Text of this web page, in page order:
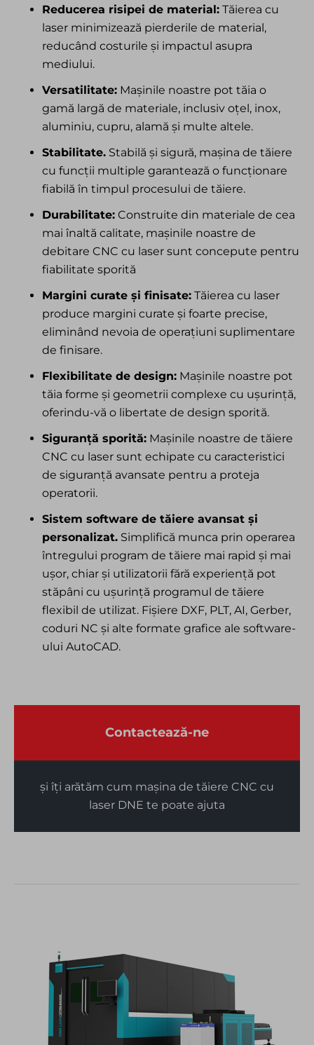
Reducerea risipei de material: Tăierea cu
laser minimizează pierderile de material,
reducând costurile și impactul asupra
mediului.
Versatilitate: Mașinile noastre pot tăia o
gamă largă de materiale, inclusiv oțel, inox,
aluminiu, cupru, alamă și multe altele.
Stabilitate. Stabilă și sigură, mașina de tăiere
cu funcții multiple garantează o funcționare
fiabilă în timpul procesului de tăiere.
Durabilitate: Construite din materiale de cea
mai înaltă calitate, mașinile noastre de
debitare CNC cu laser sunt concepute pentru
fiabilitate sporită
Margini curate și finisate: Tăierea cu laser
produce margini curate și foarte precise,
eliminând nevoia de operațiuni suplimentare
de finisare.
Flexibilitate de design: Mașinile noastre pot
tăia forme și geometrii complexe cu ușurință,
oferindu-vă o libertate de design sporită.
Siguranță sporită: Mașinile noastre de tăiere
CNC cu laser sunt echipate cu caracteristici
de siguranță avansate pentru a proteja
operatorii.
Sistem software de tăiere avansat și
personalizat. Simplifică munca prin operarea
întregului program de tăiere mai rapid și mai
ușor, chiar și utilizatorii fără experiență pot
stăpâni cu ușurință programul de tăiere
flexibil de utilizat. Fișiere DXF, PLT, AI, Gerber,
coduri NC și alte formate grafice ale software-
ului AutoCAD.
Contactează-ne
și îți arătăm cum mașina de tăiere CNC cu
laser DNE te poate ajuta